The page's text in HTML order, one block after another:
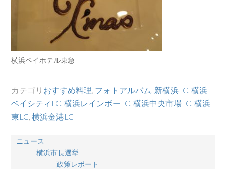
横浜ベイホテル東急
カテゴリ おすすめ料理 フォトアルバム 新横浜LC ,横浜
ベイシティLC ,横浜レインボーLC ,横浜中央市場LC ,横浜
東LC ,横浜金港LC
ニュース
横浜市長選挙
政策レポート